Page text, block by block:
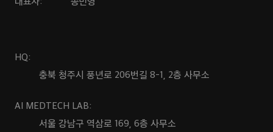
HQ:
충북 청주시 풍년로 206번길 8-1, 2층 사무소
AI MEDTECH LAB:
서울 강남구 역삼로 169, 6층 사무소